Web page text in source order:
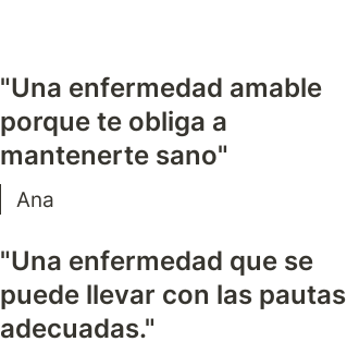
"Una enfermedad amable
porque te obliga a
mantenerte sano"
Ana
"Una enfermedad que se
puede llevar con las pautas
adecuadas."